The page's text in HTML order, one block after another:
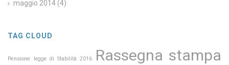
maggio 2014 (4)
TAG CLOUD
Pensione legge di Stabilità 2016 Rassegna stampa